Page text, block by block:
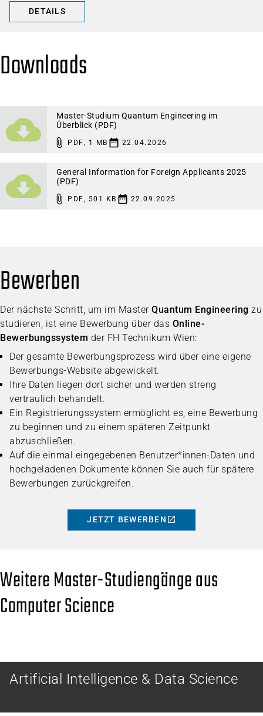
DETAILS
Downloads
Master-Studium Quantum Engineering im
Überblick (PDF)
PDF 1 MB 22.04.2026
General Information for Foreign Applicants 2025
(PDF)
PDF 501 KB 22.09.2025
Bewerben
Der nächste Schritt, um im Master Quantum Engineering zu
studieren, ist eine Bewerbung über das Online-
Bewerbungssystem der FH Technikum Wien:
Der gesamte Bewerbungsprozess wird über eine eigene
Bewerbungs-Website abgewickelt.
Ihre Daten liegen dort sicher und werden streng
vertraulich behandelt.
Ein Registrierungssystem ermöglicht es, eine Bewerbung
zu beginnen und zu einem späteren Zeitpunkt
abzuschließen.
Auf die einmal eingegebenen Benutzer*innen-Daten und
hochgeladenen Dokumente können Sie auch für spätere
Bewerbungen zurückgreifen.
JETZT BEWERBEN
Weitere Master-Studiengänge aus
Computer Science
Artificial Intelligence & Data Science